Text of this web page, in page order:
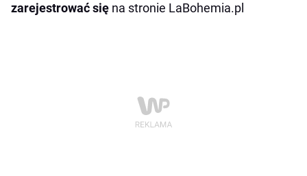
zarejestrować się na stronie LaBohemia.pl